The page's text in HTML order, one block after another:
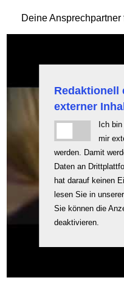
Deine
Redaktionell
externer
Ich
mir
werden. Damit
Daten an
hat darauf keinen
lesen Sie in unserer
Sie können die
deaktivieren.